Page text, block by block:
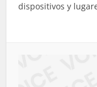
dispositivos y